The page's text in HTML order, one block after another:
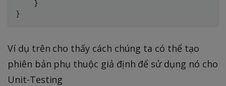
    }
Ví dụ trên cho thấy cách chúng ta có thể tạo
phiên bản phụ thuộc giả định để sử dụng nó cho
Unit-Testing